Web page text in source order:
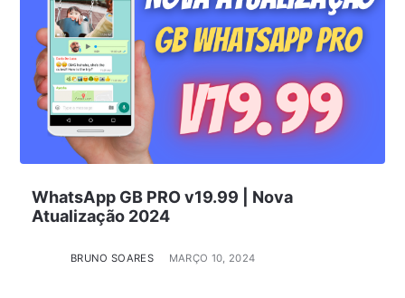
WhatsApp GB PRO v19.99 | Nova
Atualização 2024
BRUNO SOARES MARÇO 10, 2024